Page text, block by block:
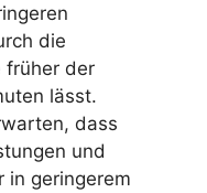
die
früher der
lässt.
dass
und
in geringerem